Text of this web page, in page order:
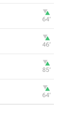
64‎’‎
46‎’‎
85‎’‎
64‎’‎